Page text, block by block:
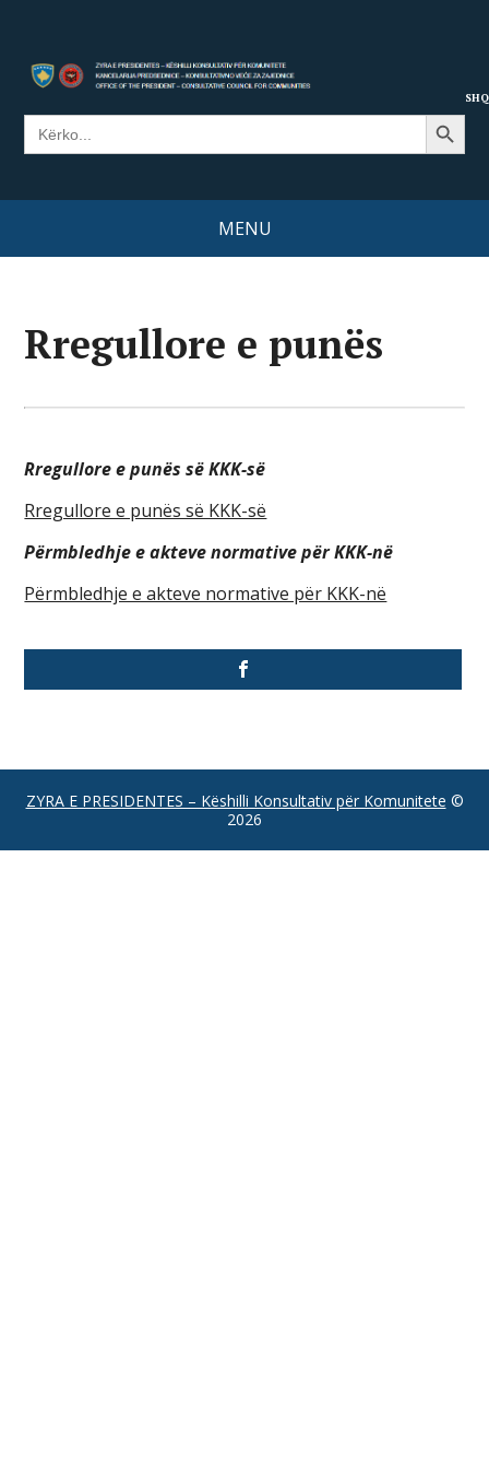
Search
for:
Search Button
MENU
Rregullore e punës
Rregullore e punës së KKK-së
Rregullore e punës së KKK-së
Përmbledhje e akteve normative për KKK-në
Përmbledhje e akteve normative për KKK-në
ZYRA E PRESIDENTES – Këshilli Konsultativ për Komunitete ©
2026